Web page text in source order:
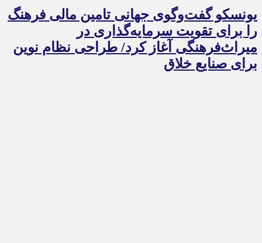
یونسکو گفت‌وگوی جهانی تامین مالی فرهنگ
را برای تقویت سرمایه‌گذاری در
میراث‌فرهنگی آغاز کرد/ طراحی نظام نوین
برای صنایع خلاق